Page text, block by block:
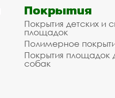
Покрытия
Покрытия детских и
площадок
Полимерное
Покрытия площадок
собак